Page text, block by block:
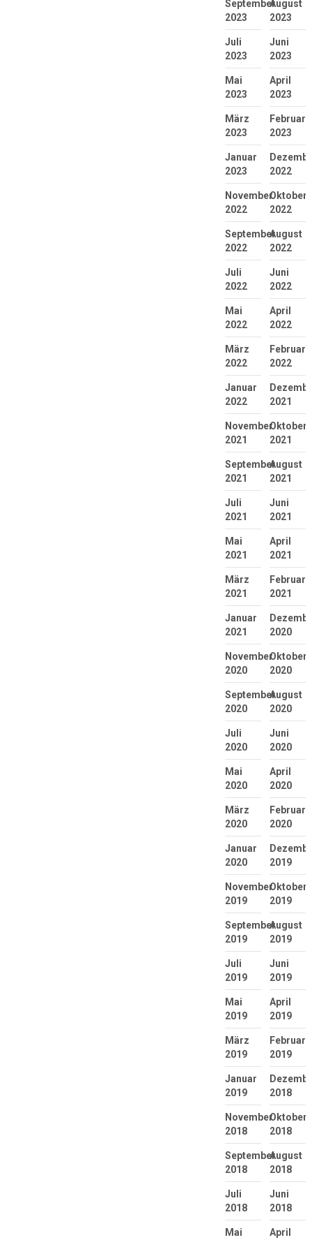
September
2023
August
2023
Juli
2023
Juni
2023
Mai
2023
April
2023
März
2023
Februar
2023
Januar
2023
2022
November
2022
Oktober
2022
September
2022
August
2022
Juli
2022
Juni
2022
Mai
2022
April
2022
März
2022
Februar
2022
Januar
2022
2021
November
2021
Oktober
2021
September
2021
August
2021
Juli
2021
Juni
2021
Mai
2021
April
2021
März
2021
Februar
2021
Januar
2021
2020
November
2020
Oktober
2020
September
2020
August
2020
Juli
2020
Juni
2020
Mai
2020
April
2020
März
2020
Februar
2020
Januar
2020
2019
November
2019
Oktober
2019
September
2019
August
2019
Juli
2019
Juni
2019
Mai
2019
April
2019
März
2019
Februar
2019
Januar
2019
2018
November
2018
Oktober
2018
September
2018
August
2018
Juli
2018
Juni
2018
Mai
April